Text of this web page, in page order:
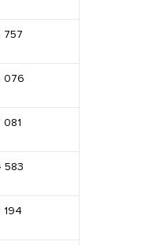
757
076
081
583
194